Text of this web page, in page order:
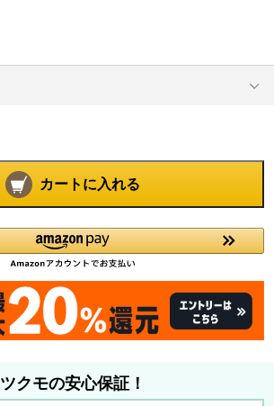
カートに入れる
ツクモの安心保証！